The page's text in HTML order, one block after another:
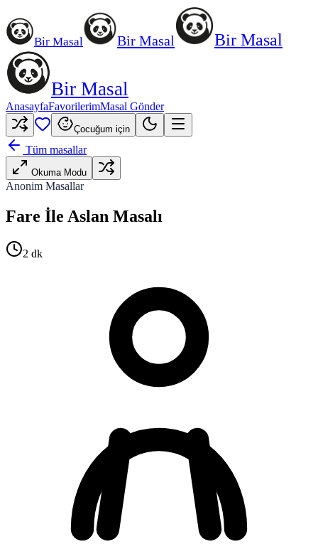
Bir Masal Bir Masal Bir Masal
Bir Masal
AnasayfaFavorilerimMasal Gönder
Çocuğum için
Tüm masallar
Okuma Modu
Anonim Masallar
Fare İle Aslan Masalı
2 dk